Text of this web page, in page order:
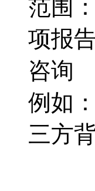
范围
项报
咨询
例如
三方